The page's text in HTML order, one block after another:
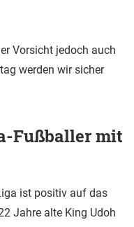
Vorsicht jedoch auch
werden wir sicher
Fußballer mit
ist positiv auf das
Jahre alte King Udoh